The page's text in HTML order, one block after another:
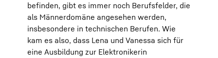
befinden, gibt es immer noch Berufsfelder, die
als Männerdomäne angesehen werden,
insbesondere in technischen Berufen. Wie
kam es also, dass Lena und Vanessa sich für
eine Ausbildung zur Elektronikerin